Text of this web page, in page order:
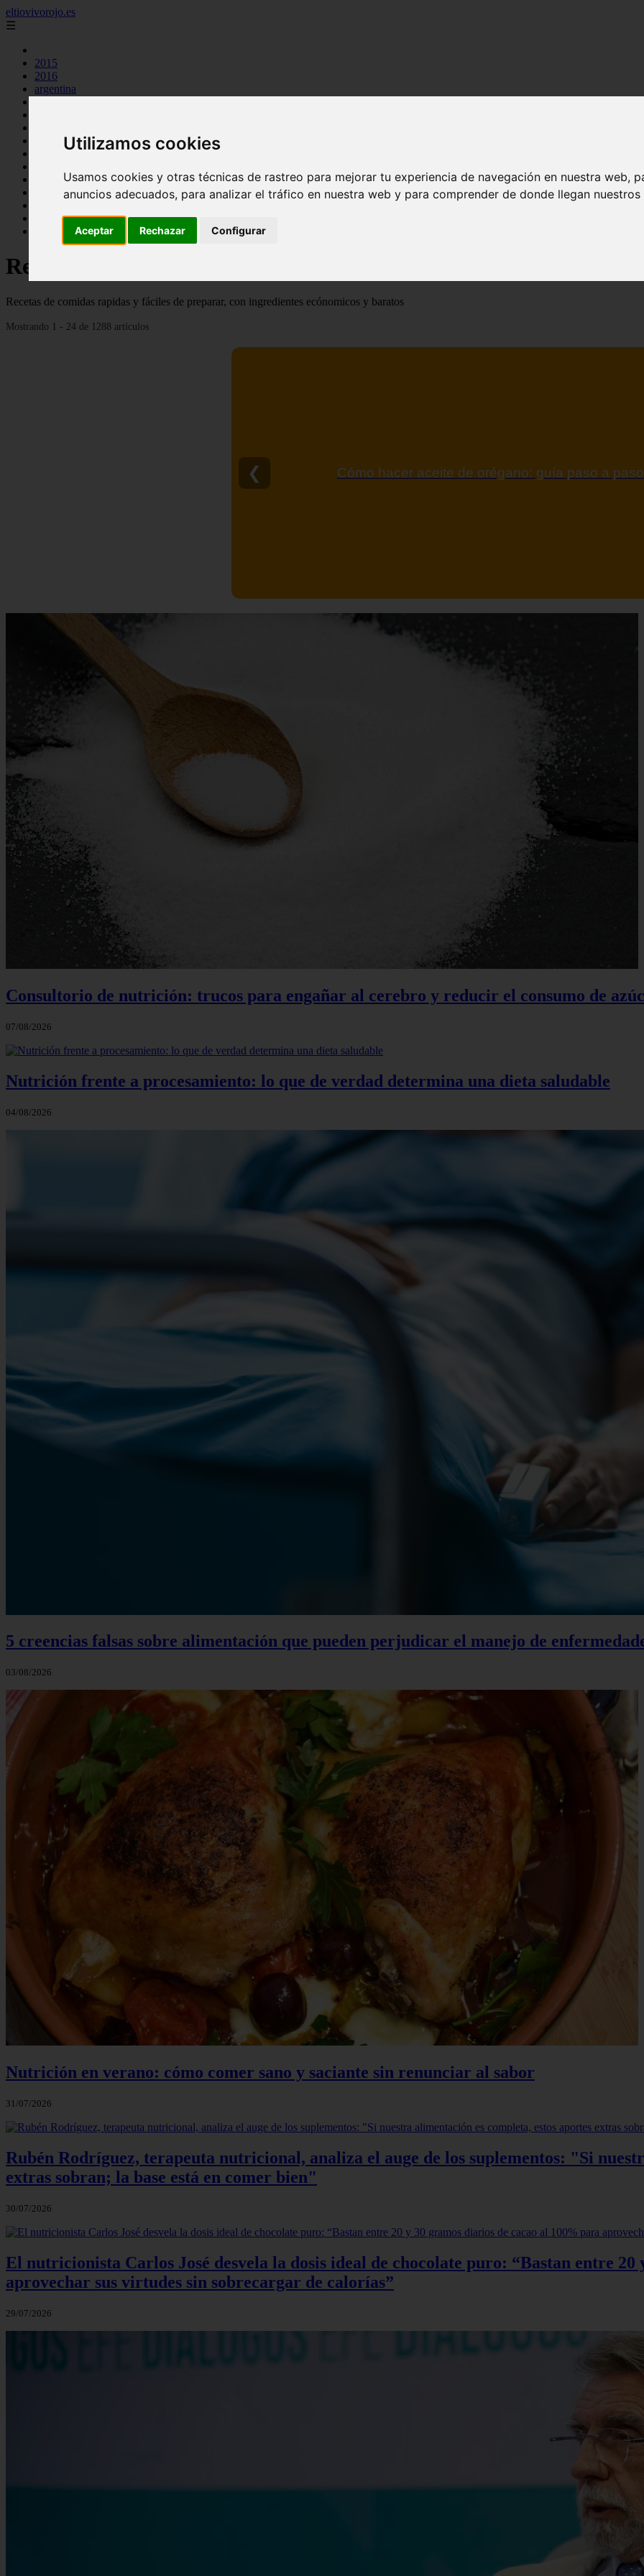
Utilizamos cookies
Usamos cookies y otras técnicas de rastreo para mejorar tu experiencia de navegación en nuestra web,
anuncios adecuados, para analizar el tráfico en nuestra web y para comprender de donde llegan
Aceptar Rechazar Configurar
eltiovivorojo.es
☰
2015
2016
argentina
huevos
mariscos
postres
producto
venezuela
Recetas faciles y rápidas
Recetas de comidas rapidas y fáciles de preparar, con ingredientes ecónomicos y baratos
Mostrando 1 - 24 de 1288 artículos
Contraindicaciones del espino amarillo: conocelas
❮
Consultorio de nutrición: trucos para engañar al cerebro y reducir el consumo de
07/08/2026
Nutrición frente a procesamiento: lo que de verdad determina una dieta saludable
04/08/2026
5 creencias falsas sobre alimentación que pueden perjudicar el manejo de
03/08/2026
Nutrición en verano: cómo comer sano y saciante sin renunciar al sabor
31/07/2026
Rubén Rodríguez, terapeuta nutricional, analiza el auge de los suplementos: "Si
extras sobran; la base está en comer bien"
30/07/2026
El nutricionista Carlos José desvela la dosis ideal de chocolate puro: “Bastan entre
aprovechar sus virtudes sin sobrecargar de calorías”
29/07/2026